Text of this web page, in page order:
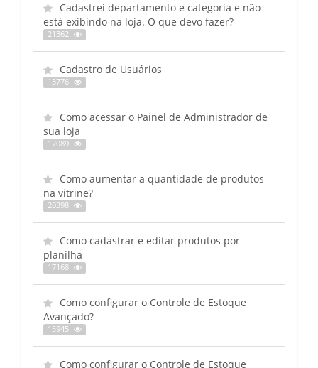
Cadastrei departamento e categoria e não
está exibindo na loja. O que devo fazer?
21362
Cadastro de Usuários
13776
Como acessar o Painel de Administrador de
sua loja
17089
Como aumentar a quantidade de produtos
na vitrine?
20398
Como cadastrar e editar produtos por
planilha
17168
Como configurar o Controle de Estoque
Avançado?
15945
Como configurar o Controle de Estoque